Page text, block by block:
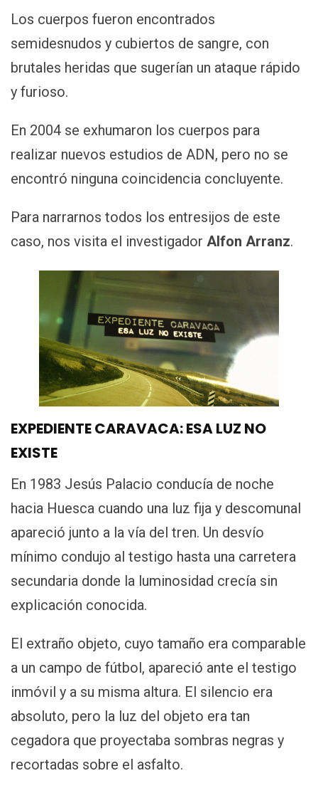
Los cuerpos fueron encontrados
semidesnudos y cubiertos de sangre, con
brutales heridas que sugerían un ataque rápido
y furioso.
En 2004 se exhumaron los cuerpos para
realizar nuevos estudios de ADN, pero no se
encontró ninguna coincidencia concluyente.
Para narrarnos todos los entresijos de este
caso, nos visita el investigador Alfon Arranz.
EXPEDIENTE CARAVACA: ESA LUZ NO
EXISTE
En 1983 Jesús Palacio conducía de noche
hacia Huesca cuando una luz fija y descomunal
apareció junto a la vía del tren. Un desvío
mínimo condujo al testigo hasta una carretera
secundaria donde la luminosidad crecía sin
explicación conocida.
El extraño objeto, cuyo tamaño era comparable
a un campo de fútbol, apareció ante el testigo
inmóvil y a su misma altura. El silencio era
absoluto, pero la luz del objeto era tan
cegadora que proyectaba sombras negras y
recortadas sobre el asfalto.